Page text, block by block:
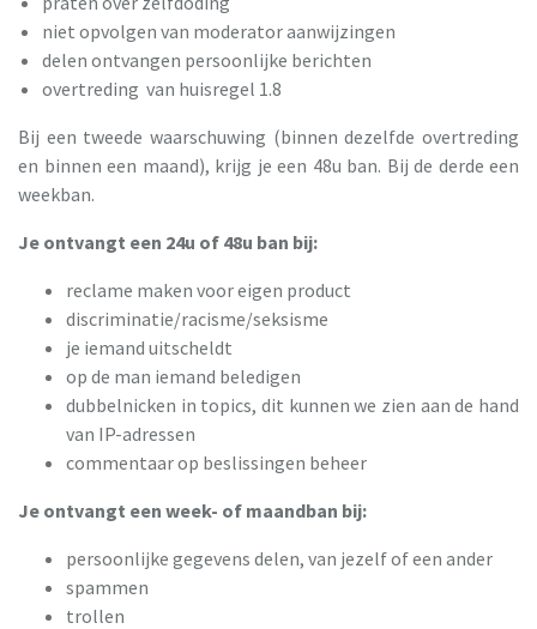
niet opvolgen van moderator aanwijzingen
delen ontvangen persoonlijke berichten
overtreding van huisregel 1.8
Bij een tweede waarschuwing (binnen dezelfde overtreding
en binnen een maand), krijg je een 48u ban. Bij de derde een
weekban.
Je ontvangt een 24u of 48u ban bij:
reclame maken voor eigen product
discriminatie/racisme/seksisme
je iemand uitscheldt
op de man iemand beledigen
dubbelnicken in topics, dit kunnen we zien aan de hand
van IP-adressen
commentaar op beslissingen beheer
Je ontvangt een week- of maandban bij:
persoonlijke gegevens delen, van jezelf of een ander
spammen
trollen